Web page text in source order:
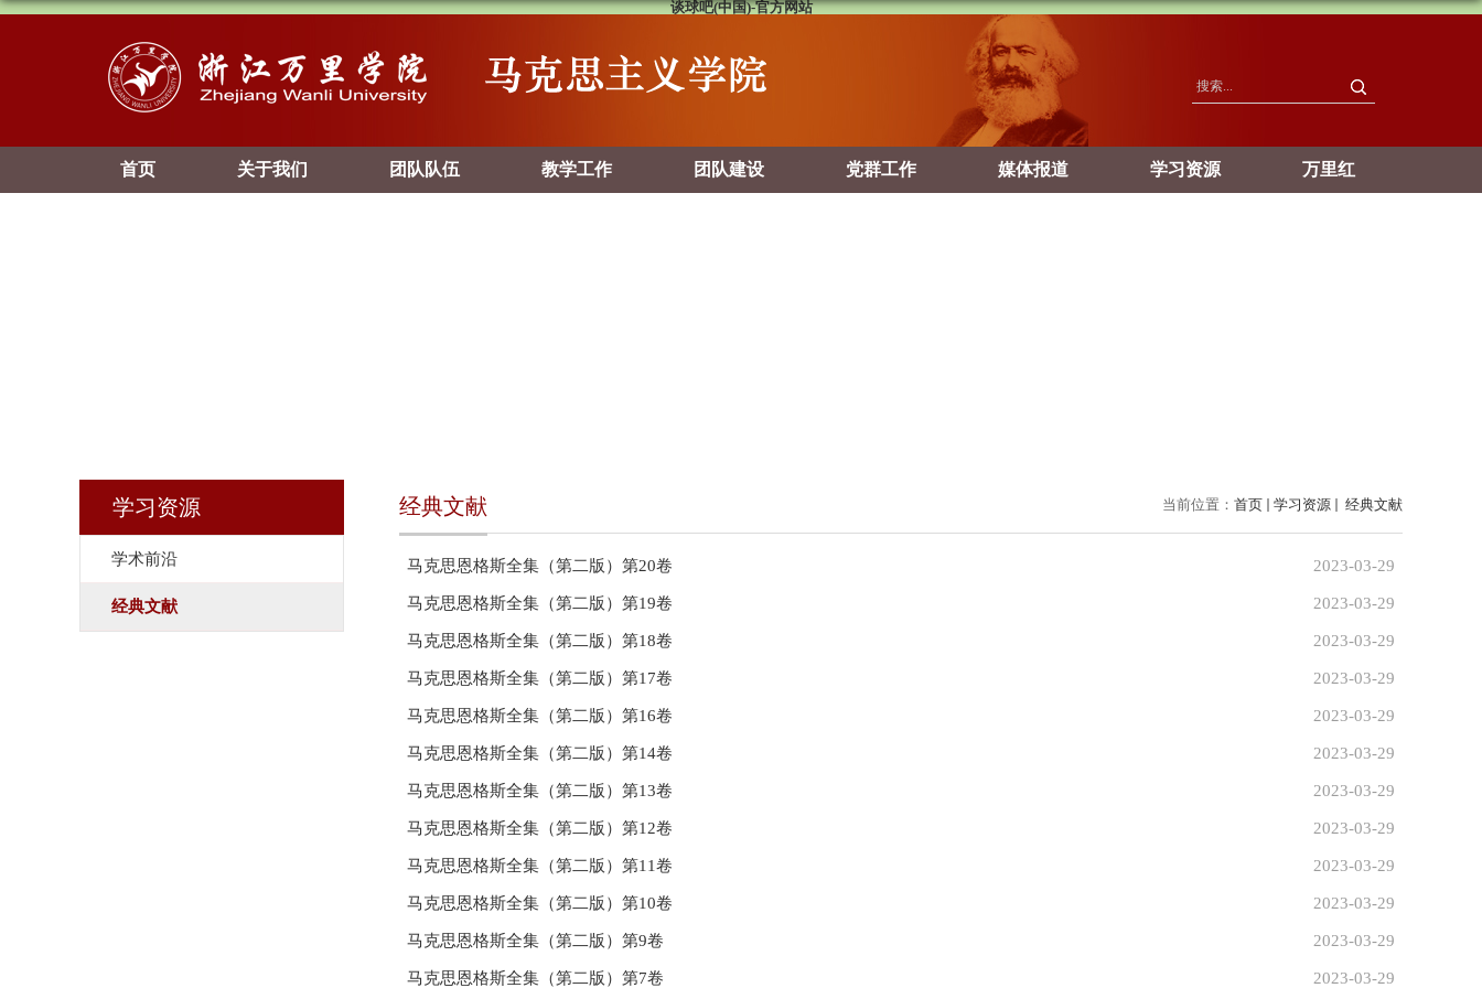
谈球吧(中国)-官方网站
首页 关于我们 团队队伍 教学工作 团队建设 党群工作 媒体报道 学习资源 万里红
学习资源
学术前沿
经典文献
当前位置： 首页 学习资源 经典文献
经典文献
马克思恩格斯全集（第二版）第20卷 2023-03-29
马克思恩格斯全集（第二版）第19卷 2023-03-29
马克思恩格斯全集（第二版）第18卷 2023-03-29
马克思恩格斯全集（第二版）第17卷 2023-03-29
马克思恩格斯全集（第二版）第16卷 2023-03-29
马克思恩格斯全集（第二版）第14卷 2023-03-29
马克思恩格斯全集（第二版）第13卷 2023-03-29
马克思恩格斯全集（第二版）第12卷 2023-03-29
马克思恩格斯全集（第二版）第11卷 2023-03-29
马克思恩格斯全集（第二版）第10卷 2023-03-29
马克思恩格斯全集（第二版）第9卷 2023-03-29
马克思恩格斯全集（第二版）第7卷 2023-03-29